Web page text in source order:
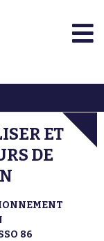
ET
DE
86